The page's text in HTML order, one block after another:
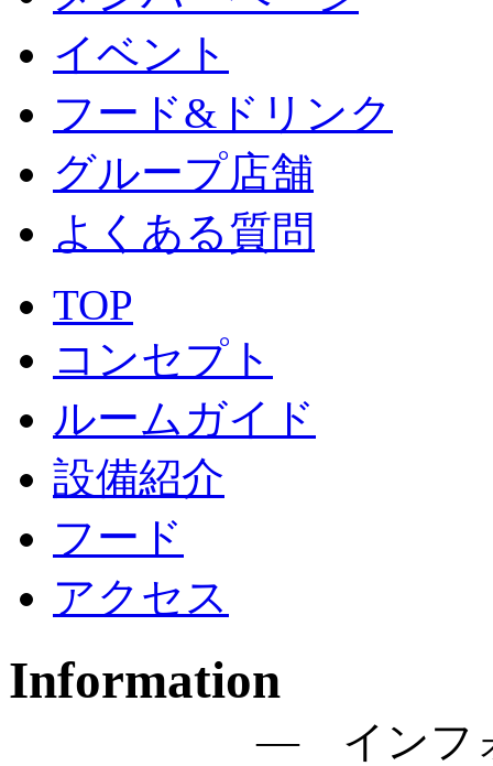
イベント
フード&ドリンク
グループ店舗
よくある質問
TOP
コンセプト
ルームガイド
設備紹介
フード
アクセス
Information
― インフ